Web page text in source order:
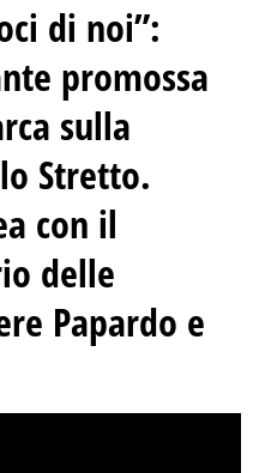
di noi”:
promossa
sulla
Stretto.
con il
delle
Papardo e